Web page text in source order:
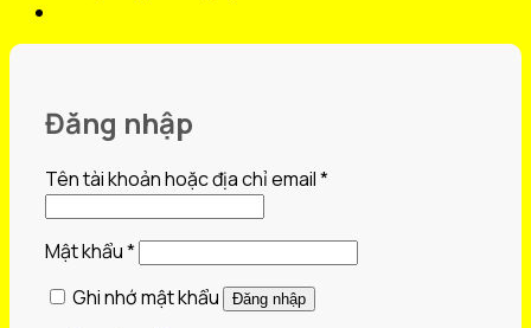
Đăng nhập
Tên tài khoản hoặc địa chỉ email*Bắt
Mật khẩu*Bắt
Ghi nhớ mật khẩu
Đăng nhập